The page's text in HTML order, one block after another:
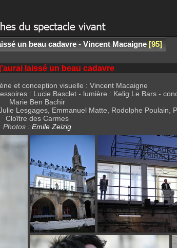
un beau cadavre - Vincent Macaigne 95
laissé un beau cadavre
et conception visuelle : Vincent Macaigne
: Lucie Basclet - lumière : Kelig Le Bars -
Marie Ben Bachir
Lesgages, Emmanuel Matte, Rodolphe Poulain,
Cloître des Carmes
Photos : Emile Zeizig